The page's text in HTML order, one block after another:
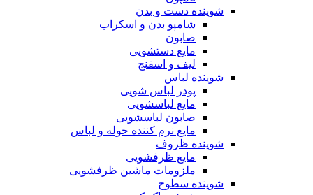
شوینده دست و بدن
شامپو بدن و اسکراب
صابون
مایع دستشویی
لیف و اسفنج
شوینده لباس
پودر لباس شویی
مایع لباسشویی
صابون لباسشویی
مایع نرم کننده حوله و لباس
شوینده ظروف
مایع ظرفشویی
ملزومات ماشین ظرفشویی
شوینده سطوح